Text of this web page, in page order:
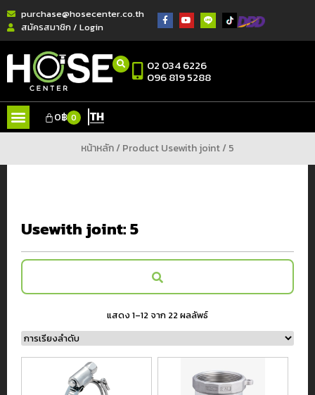
purchase@hosecenter.co.th
สมัครสมาชิก / Login
02 034 6226
096 819 5288
0฿ 0 TH
หน้าหลัก/ Product Usewith joint / 5
Usewith joint:5
หมวดหมู่สินค้า
แสดง 1–12 จาก 22 ผลลัพธ์